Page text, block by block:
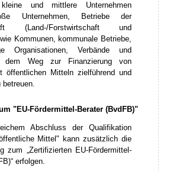
und mittlere Unternehmen
Unternehmen, Betriebe der
(Land-/Forstwirtschaft und
Kommunen, kommunale Betriebe,
Organisationen, Verbände und
dem Weg zur Finanzierung von
öffentlichen Mitteln zielführend und
betreuen.
"EU-Fördermittel-Berater (BvdFB)"
Abschluss der Qualifikation
Mittel" kann zusätzlich die
zum „Zertifizierten EU-Fördermittel-
erfolgen.